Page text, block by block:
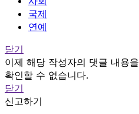
국제
연예
닫기
이제 해당 작성자의 댓글 내용을
확인할 수 없습니다.
닫기
신고하기